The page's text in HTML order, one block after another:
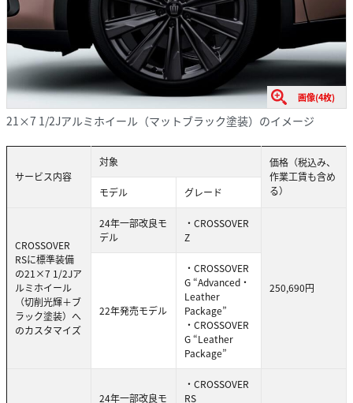
画像(4枚)
21×7 1/2Jアルミホイール（マットブラック塗装）のイメージ
サービス内容
対象
価格（税込み、
作業工賃も含め
る）
モデル グレード
CROSSOVER
RSに標準装備
の21×7 1/2Jア
ルミホイール
（切削光輝＋ブ
ラック塗装）へ
のカスタマイズ
24年一部改良モ
デル
・CROSSOVER
Z
250,690円
22年発売モデル
・CROSSOVER
G “Advanced・
Leather
Package”
・CROSSOVER
G “Leather
Package”
24年一部改良モ
・CROSSOVER
RS